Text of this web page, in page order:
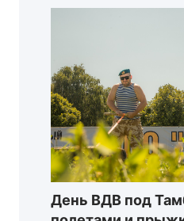
День ВДВ под